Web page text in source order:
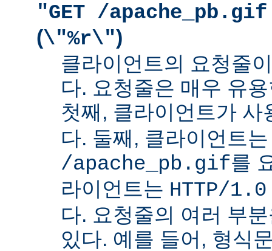
"GET /
(\"%r\")
클라이언트의 요청줄
다. 요청줄은 매우 유
첫째, 클라이언트가
다. 둘째, 클라이언트
/apache_pb.gif를
라이언트는 HTTP/1.0
다. 요청줄의 여러 부
있다. 예를 들어, 형식